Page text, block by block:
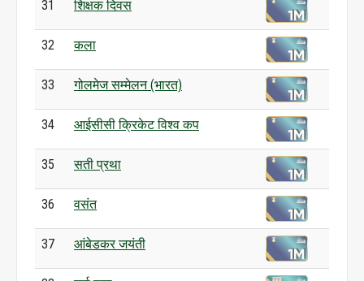
31 शिक्षक दिवस
32 कला
33 गोलमेज सम्मेलन (भारत)
34 आईसीसी क्रिकेट विश्व कप
35 सती प्रथा
36 वसंत
37 आंबेडकर जयंती